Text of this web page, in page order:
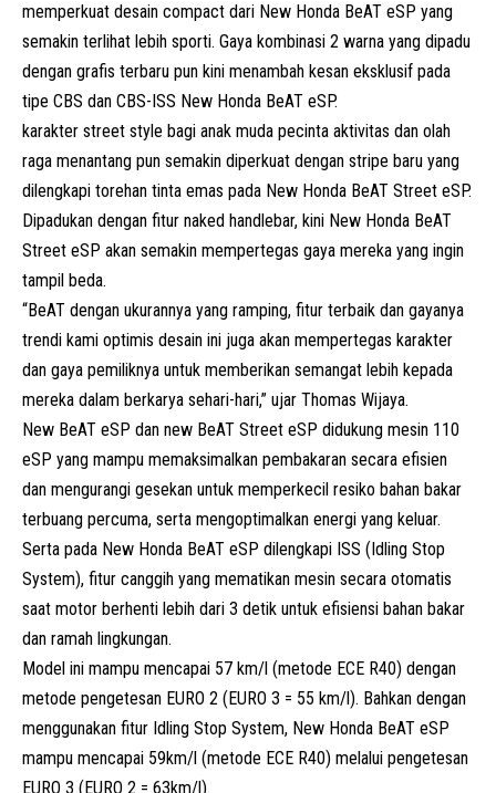
memperkuat desain compact dari New Honda BeAT eSP yang
semakin terlihat lebih sporti. Gaya kombinasi 2 warna yang dipadu
dengan grafis terbaru pun kini menambah kesan eksklusif pada
tipe CBS dan CBS-ISS New Honda BeAT eSP.
karakter street style bagi anak muda pecinta aktivitas dan olah
raga menantang pun semakin diperkuat dengan stripe baru yang
dilengkapi torehan tinta emas pada New Honda BeAT Street eSP.
Dipadukan dengan fitur naked handlebar, kini New Honda BeAT
Street eSP akan semakin mempertegas gaya mereka yang ingin
tampil beda.
“BeAT dengan ukurannya yang ramping, fitur terbaik dan gayanya
trendi kami optimis desain ini juga akan mempertegas karakter
dan gaya pemiliknya untuk memberikan semangat lebih kepada
mereka dalam berkarya sehari-hari,” ujar Thomas Wijaya.
New BeAT eSP dan new BeAT Street eSP didukung mesin 110
eSP yang mampu memaksimalkan pembakaran secara efisien
dan mengurangi gesekan untuk memperkecil resiko bahan bakar
terbuang percuma, serta mengoptimalkan energi yang keluar.
Serta pada New Honda BeAT eSP dilengkapi ISS (Idling Stop
System), fitur canggih yang mematikan mesin secara otomatis
saat motor berhenti lebih dari 3 detik untuk efisiensi bahan bakar
dan ramah lingkungan.
Model ini mampu mencapai 57 km/l (metode ECE R40) dengan
metode pengetesan EURO 2 (EURO 3 = 55 km/l). Bahkan dengan
menggunakan fitur Idling Stop System, New Honda BeAT eSP
mampu mencapai 59km/l (metode ECE R40) melalui pengetesan
EURO 3 (EURO 2 = 63km/l).